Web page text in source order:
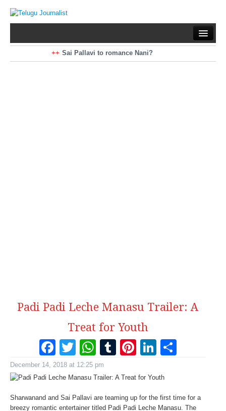
Sai Pallavi to romance Nani?
Kiara Advani to romance Pawan Kalyan
Padi Padi Leche Manasu Trailer: A
Treat for Youth
Facebook
Twitter
WhatsApp
Tumblr
Pinterest
December 14, 2018 at 12:25 pm
Sharwanand and Sai Pallavi are teaming up for the first time for a
breezy romantic entertainer titled Padi Padi Leche Manasu. The